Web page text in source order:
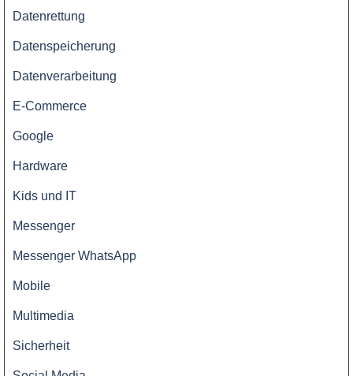
Datenrettung
Datenspeicherung
Datenverarbeitung
E-Commerce
Google
Hardware
Kids und IT
Messenger
Messenger WhatsApp
Mobile
Multimedia
Sicherheit